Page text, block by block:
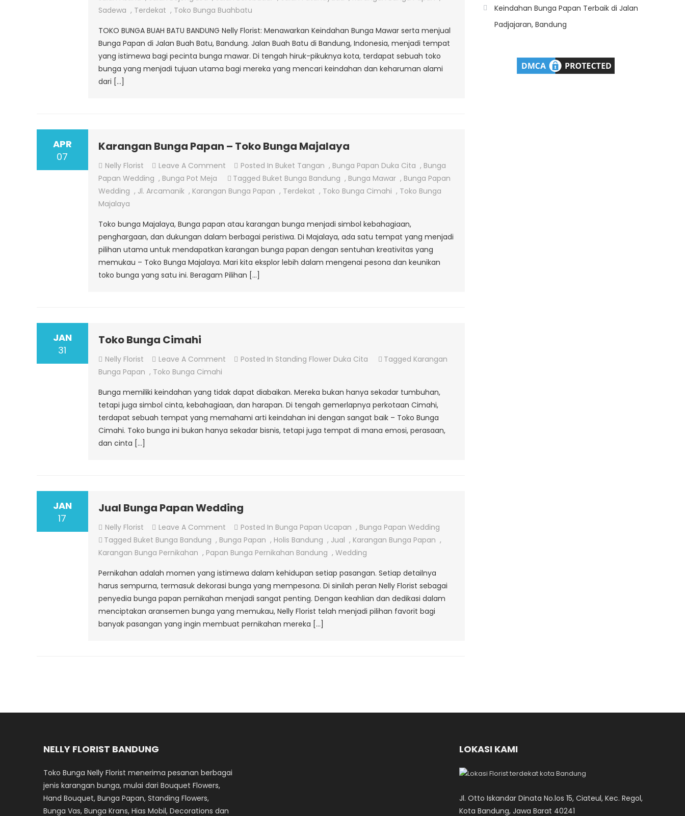
BUAH
BANDUNG
Sadewa , Terdekat , Toko Bunga Buahbatu
TOKO BUNGA BUAH BATU BANDUNG Nelly Florist: Menawarkan Keindahan Bunga Mawar serta menjual
Bunga Papan di Jalan Buah Batu, Bandung. Jalan Buah Batu di Bandung, Indonesia, menjadi tempat
yang istimewa bagi pecinta bunga mawar. Di tengah hiruk-pikuknya kota, terdapat sebuah toko
bunga yang menjadi tujuan utama bagi mereka yang mencari keindahan dan keharuman alami
dari […]
APR
07
Karangan Bunga Papan – Toko Bunga Majalaya
Nelly Florist Leave A CommentOn
Karangan
Bunga
Toko
Bunga
Majalaya
Posted In Buket Tangan , Bunga Papan Duka Cita , Bunga
Papan Wedding , Bunga Pot Meja Tagged Buket Bunga Bandung , Bunga Mawar , Bunga Papan
Wedding , Jl. Arcamanik , Karangan Bunga Papan , Terdekat , Toko Bunga Cimahi , Toko Bunga
Majalaya
Toko bunga Majalaya, Bunga papan atau karangan bunga menjadi simbol kebahagiaan,
penghargaan, dan dukungan dalam berbagai peristiwa. Di Majalaya, ada satu tempat yang menjadi
pilihan utama untuk mendapatkan karangan bunga papan dengan sentuhan kreativitas yang
memukau – Toko Bunga Majalaya. Mari kita eksplor lebih dalam mengenai pesona dan keunikan
toko bunga yang satu ini. Beragam Pilihan […]
JAN
31
Toko Bunga Cimahi
Nelly Florist Leave A CommentOn
Cimahi
Posted In Standing Flower Duka Cita Tagged Karangan
Bunga Papan , Toko Bunga Cimahi
Bunga memiliki keindahan yang tidak dapat diabaikan. Mereka bukan hanya sekadar tumbuhan,
tetapi juga simbol cinta, kebahagiaan, dan harapan. Di tengah gemerlapnya perkotaan Cimahi,
terdapat sebuah tempat yang memahami arti keindahan ini dengan sangat baik – Toko Bunga
Cimahi. Toko bunga ini bukan hanya sekadar bisnis, tetapi juga tempat di mana emosi, perasaan,
dan cinta […]
JAN
17
Jual Bunga Papan Wedding
Nelly Florist Leave A CommentOn
Jual
Bunga
Wedding
Posted In Bunga Papan Ucapan , Bunga Papan Wedding
Tagged Buket Bunga Bandung , Bunga Papan , Holis Bandung , Jual , Karangan Bunga Papan ,
Karangan Bunga Pernikahan , Papan Bunga Pernikahan Bandung , Wedding
Pernikahan adalah momen yang istimewa dalam kehidupan setiap pasangan. Setiap detailnya
harus sempurna, termasuk dekorasi bunga yang mempesona. Di sinilah peran Nelly Florist sebagai
penyedia bunga papan pernikahan menjadi sangat penting. Dengan keahlian dan dedikasi dalam
menciptakan aransemen bunga yang memukau, Nelly Florist telah menjadi pilihan favorit bagi
banyak pasangan yang ingin membuat pernikahan mereka […]
Keindahan Bunga Papan Terbaik di Jalan
Padjajaran, Bandung
NELLY FLORIST BANDUNG
Toko Bunga Nelly Florist menerima pesanan berbagai
jenis karangan bunga, mulai dari Bouquet Flowers,
Hand Bouquet, Bunga Papan, Standing Flowers,
Bunga Vas, Bunga Krans, Hias Mobil, Decorations dan
LOKASI KAMI
Jl. Otto Iskandar Dinata No.los 15, Ciateul, Kec. Regol,
Kota Bandung, Jawa Barat 40241